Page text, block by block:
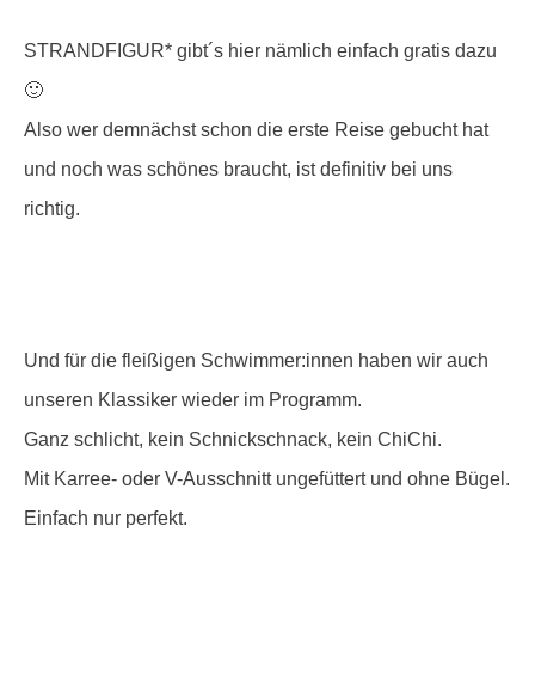
STRANDFIGUR* gibt´s hier nämlich einfach gratis dazu
🙂
Also wer demnächst schon die erste Reise gebucht hat
und noch was schönes braucht, ist definitiv bei uns
richtig.
Und für die fleißigen Schwimmer:innen haben wir auch
unseren Klassiker wieder im Programm.
Ganz schlicht, kein Schnickschnack, kein ChiChi.
Mit Karree- oder V-Ausschnitt ungefüttert und ohne Bügel.
Einfach nur perfekt.